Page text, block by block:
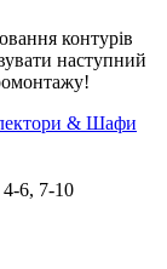
контурів
наступний
& Шафи
6, 7-10